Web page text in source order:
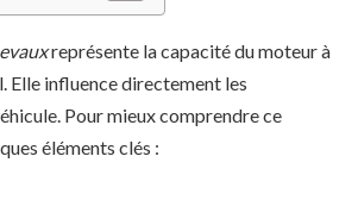
représente la capacité du moteur à
Elle influence directement les
Pour mieux comprendre ce
éléments clés :